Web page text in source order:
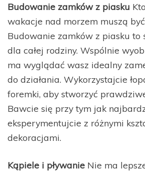
Budowanie zamków z piasku
wakacje nad morzem muszą
Budowanie zamków z piasku to
dla całej rodziny. Wspólnie
ma wyglądać wasz idealny
do działania. Wykorzystajcie
foremki, aby stworzyć
Bawcie się przy tym jak
eksperymentujcie z różnymi
dekoracjami.
Kąpiele i pływanie Nie ma